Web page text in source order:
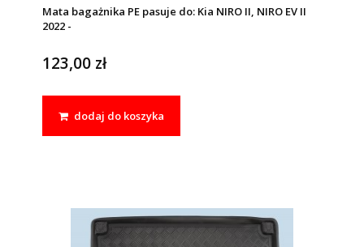
Mata bagażnika PE pasuje do: Kia NIRO II, NIRO EV II
2022 -
123,00 zł
dodaj do koszyka